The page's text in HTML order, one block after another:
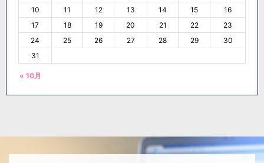
« 10月
10
11 12 13 14 15
16
17
18 19 20 21 22
23
24
25 26 27 28 29
30
31